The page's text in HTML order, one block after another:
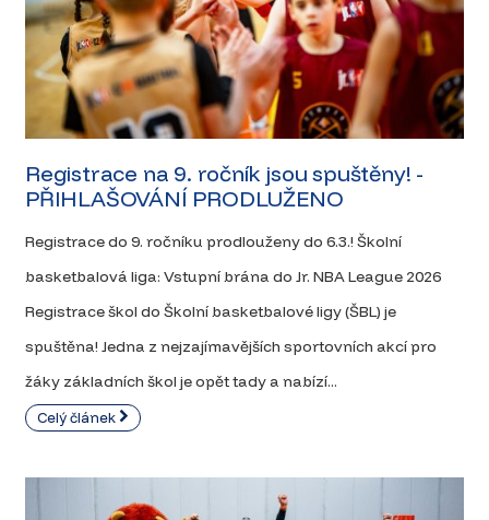
Registrace na 9. ročník jsou spuštěny! -
PŘIHLAŠOVÁNÍ PRODLUŽENO
Registrace do 9. ročníku prodlouženy do 6.3.! Školní
basketbalová liga: Vstupní brána do Jr. NBA League 2026
Registrace škol do Školní basketbalové ligy (ŠBL) je
spuštěna! Jedna z nejzajímavějších sportovních akcí pro
žáky základních škol je opět tady a nabízí...
Celý článek